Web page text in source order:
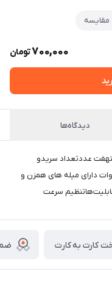
مقایسه
700,000تومان
دیدگاه‌ها
عددتعداد سریدو
عددسایر توضیحاتهفت سرعته توان قدرت 180 وات دارای میله های همزن و
سرعت
کارت به کارت